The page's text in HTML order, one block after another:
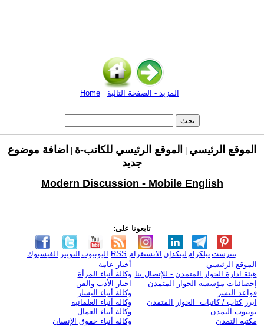
Home المزيد - الصفحة التالية
الموقع الرئيسي الموقع الرئيسي للكاتب-ة
اضافة موضوع
جديد
Modern Discussion - Mobile English
تابعونا على:
الفيسبوك التويتر اليوتيوب RSS الانستغرام لينكدإن تيلكرامبنترست
الموقع الرئيسي
هيئة ادارة الحوار المتمدن - للإتصال بنا
إحصائيات مؤسسة الحوار المتمدن
قواعد النشر
ابرز كتاب / كاتبات الحوار المتمدن
يوتيوب التمدن
مكتبة التمدن
أخبار عامة
وكالة أنباء المرأة
اخبار الأدب والفن
وكالة أنباء اليسار
وكالة أنباء العلمانية
وكالة أنباء العمال
وكالة أنباء حقوق الإنسان